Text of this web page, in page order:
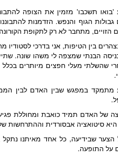
'בואו תשכבו' מזמין את הצופה
גבולות הגוף והנפש. הזדמנות
הזויים, מתחבר לא רק לתקופת
בין הטיפות, אני בדרכי
הבנתי שמצפה לי משהו שונה.
שהשלתי מעלי חפצים מיותרים בכלל
מתמקד במפגש שבין האדם לבין
של האדם תמיד כואבת ומחוללת
סיטואציה אבסורדית וההתרחשות
שבידיעה, כל אחד מאיתנו
על התופעה.